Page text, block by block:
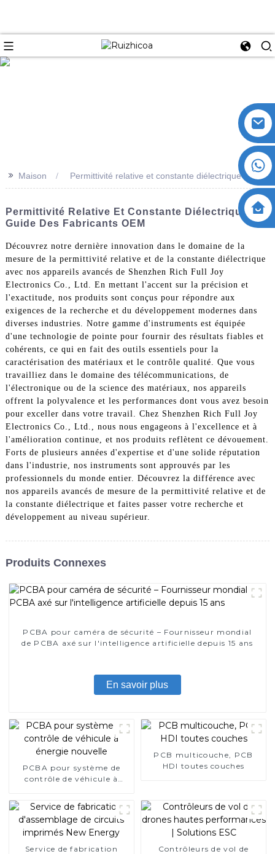
>> Maison Permittivité relative et constante diélectrique
Permittivité Relative Et Constante Diélectrique :
Guide Des Fabricants OEM
Découvrez notre dernière innovation dans le domaine de la
mesure de la permittivité relative et de la constante diélectrique
avec nos appareils avancés de Shenzhen Rich Full Joy
Electronics Co., Ltd. En mettant l'accent sur la précision et
l'exactitude, nos produits sont conçus pour répondre aux
exigences de la recherche et du développement modernes dans
diverses industries. Notre gamme d'instruments est équipée
d'une technologie de pointe pour fournir des résultats fiables et
cohérents, ce qui en fait des outils essentiels pour la
caractérisation des matériaux et le contrôle qualité. Que vous
travailliez dans le domaine des télécommunications, de
l'électronique ou de la science des matériaux, nos appareils
offrent la polyvalence et les performances dont vous avez besoin
pour exceller dans votre travail. Chez Shenzhen Rich Full Joy
Electronics Co., Ltd., nous nous engageons à l'excellence et à
l'amélioration continue, et nos produits reflètent ce dévouement.
Forts de plusieurs années d'expertise et d'une solide réputation
dans l'industrie, nos instruments sont approuvés par les
professionnels du monde entier. Découvrez la différence avec
nos appareils avancés de mesure de la permittivité relative et de
la constante diélectrique et faites passer votre recherche et
développement au niveau supérieur.
Produits Connexes
PCBA pour caméra de sécurité – Fournisseur mondial
de PCBA axé sur l'intelligence artificielle depuis 15 ans
En savoir plus
PCBA pour système de
contrôle de véhicule à
PCB multicouche, PCB
HDI toutes couches
Service de fabrication
Contrôleurs de vol de